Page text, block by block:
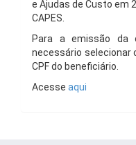
e Ajudas de Custo em
CAPES.
Para a emissão da
necessário selecionar
CPF do beneficiário.
Acesse aqui